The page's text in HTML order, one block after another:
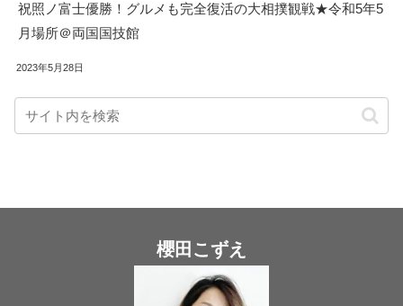
祝照ノ富士優勝！グルメも完全復活の大相撲観戦★令和5年5
月場所＠両国国技館
2023年5月28日
櫻田こずえ